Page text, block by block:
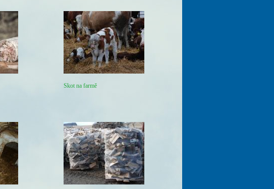
Skot na farmě